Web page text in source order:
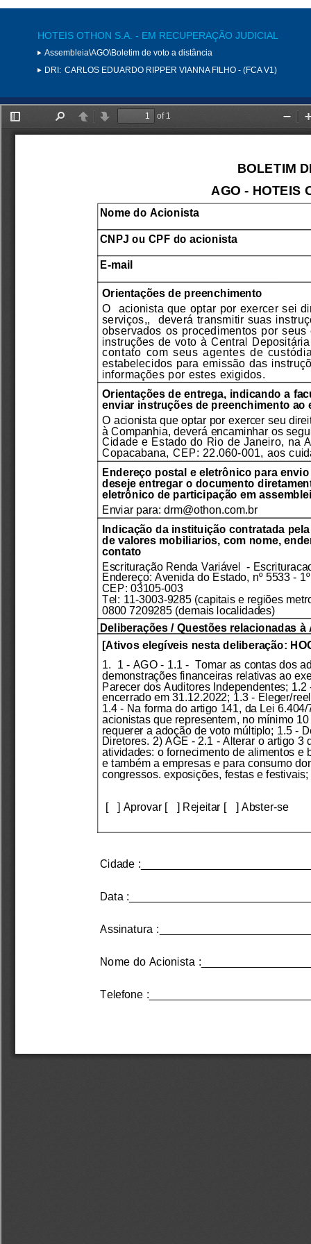
HOTEIS OTHON S.A. - EM RECUPERAÇÃO JUDICIAL
Assembleia\AGO\Boletim de voto a distância
DRI: CARLOS EDUARDO RIPPER VIANNA FILHO - (FCA V1)